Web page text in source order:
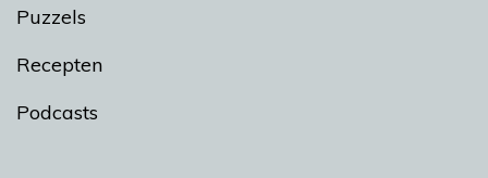
Puzzels
Recepten
Podcasts